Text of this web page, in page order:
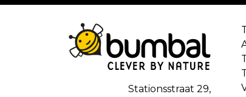
Stationsstraat 29,